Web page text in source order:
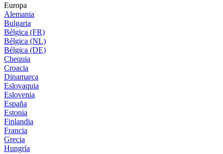
Europa
Alemania
Bulgaria
Bélgica (FR)
Bélgica (NL)
Bélgica (DE)
Chequia
Croacia
Dinamarca
Eslovaquia
Eslovenia
España
Estonia
Finlandia
Francia
Grecia
Hungría